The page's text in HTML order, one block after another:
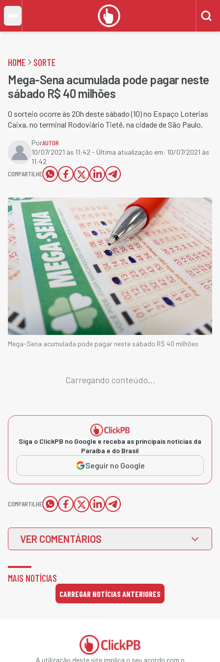
HOME SORTE
Mega-Sena acumulada pode pagar neste
sábado R$ 40 milhões
O sorteio ocorre às 20h deste sábado (10) no Espaço Loterias
Caixa, no terminal Rodoviário Tietê, na cidade de São Paulo.
PorAUTOR
10/07/2021 às 11:42 - Última atualização em: 10/07/2021 às
11:42
COMPARTILHE
Mega-Sena acumulada pode pagar neste sábado R$ 40 milhões
Carregando conteúdo...
Siga o ClickPB no Google e receba as principais notícias da
Paraíba e do Brasil
Seguir no Google
COMPARTILHE
VER COMENTÁRIOS
MAIS NOTÍCIAS
CARREGAR NOTÍCIAS ANTERIORES
A utilização deste site implica o seu acordo com o